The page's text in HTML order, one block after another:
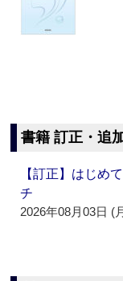
書籍 訂正・追
【訂正】はじめ
チ
2026年08月03日 (